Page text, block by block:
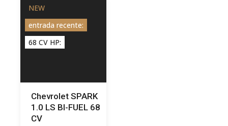
NEW
entrada recente:
68 CV HP:
Chevrolet SPARK
1.0 LS BI-FUEL 68
CV